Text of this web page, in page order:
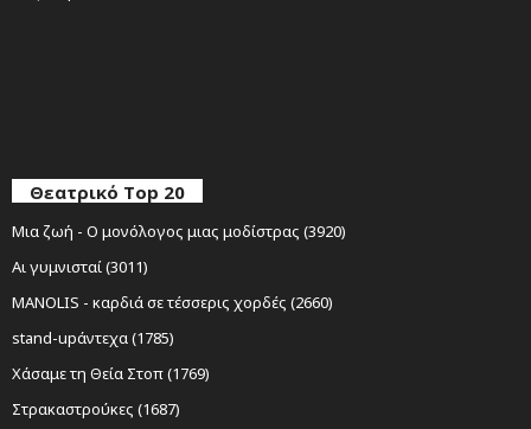
Θεατρικό Top 20
Μια ζωή - Ο μονόλογος μιας μοδίστρας (3920)
Αι γυμνισταί (3011)
MANOLIS - καρδιά σε τέσσερις χορδές (2660)
stand-upάντεχα (1785)
Χάσαμε τη Θεία Στοπ (1769)
Στρακαστρούκες (1687)